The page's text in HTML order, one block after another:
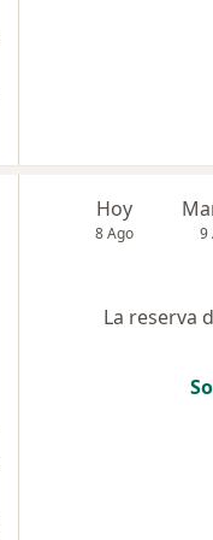
Hoy
8 Ago 9
La reserva